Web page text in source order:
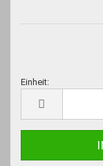
Einheit: